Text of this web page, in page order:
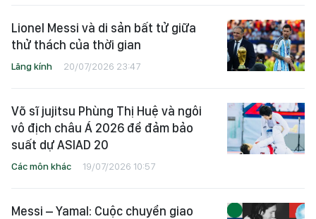
Lionel Messi và di sản bất tử giữa
thử thách của thời gian
Lăng kính 20/07/2026 23:47
Võ sĩ jujitsu Phùng Thị Huệ và ngôi
vô địch châu Á 2026 để đảm bảo
suất dự ASIAD 20
Các môn khác 19/07/2026 10:57
Messi – Yamal: Cuộc chuyển giao